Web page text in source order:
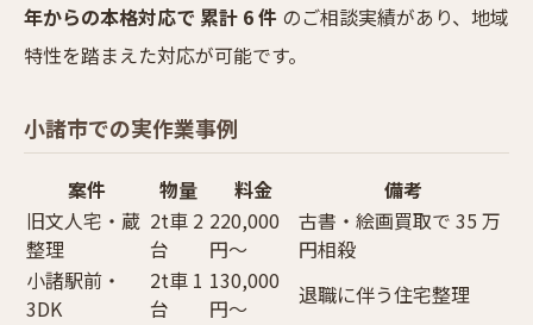
年からの本格対応で 累計 6 件 のご相談実績があり、地域
特性を踏まえた対応が可能です。
小諸市での実作業事例
案件 物量 料金
備考
旧文人宅・蔵
整理
2t車 2
台
220,000
円〜
古書・絵画買取で 35 万
円相殺
小諸駅前・
3DK
2t車 1
台
130,000
円〜
退職に伴う住宅整理